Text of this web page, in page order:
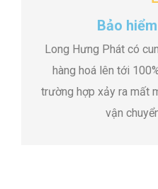
Bảo
Long Hưng Phát có
hàng hoá lên tới
trường hợp xảy ra mất
vận